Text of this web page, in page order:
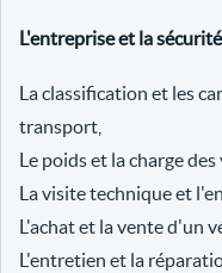
L'entreprise et la
La classification et les
transport,
Le poids et la charge
La visite technique et
L'achat et la vente d'un
L'entretien et la